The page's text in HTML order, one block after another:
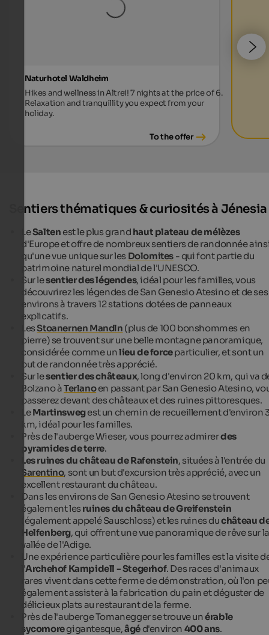
Naturhotel Waldheim
Hikes and wellness in Altrei! 7 nights at the price of 6.
Relaxation and tranquillity you expect from your
holiday.
To the offer
Sentiers thématiques & curiosités à Jénesia
LeSalten est le plus grand haut plateau de mélèzes
d'Europe et offre de nombreux sentiers de randonnée
qu'une vue unique sur les Dolomites - qui font partie du
patrimoine naturel mondial de l'UNESCO.
Sur lesentier des légendes, idéal pour les familles, vous
découvrirez les légendes de San Genesio Atesino et de ses
environs à travers 12 stations dotées de panneaux
explicatifs.
LesStoanernen Mandln (plus de 100 bonshommes en
pierre) se trouvent sur une belle montagne panoramique,
considérée comme unlieu de forceparticulier, et sont un
but de randonnée très apprécié.
Sur lesentier des châteaux, long d'environ 20 km, qui va
Bolzano àTerlanoen passant par San Genesio Atesino,
passerez devant des châteaux et des ruines pittoresques.
LeMartinswegest un chemin de recueillement d'environ
km, idéal pour les familles.
Près de l'auberge Wieser, vous pourrez admirerdes
pyramides de terre.
Les ruines du château de Rafenstein, situées à l'entrée du
Sarentino, sont un but d'excursion très apprécié, avec un
excellent restaurant du château.
Dans les environs de San Genesio Atesino se trouvent
également lesruines du château de Greifenstein
(également appelé Sauschloss) et les ruines duchâteau
Helfenberg, qui offrent une vue panoramique de rêve sur la
vallée de l'Adige.
Une expérience particulière pour les familles est la visite
l'Archehof Kampidell - Stegerhof. Des races d'animaux
rares vivent dans cette ferme de démonstration, où l'on
également assister à la fabrication du pain et déguster de
délicieux plats au restaurant de la ferme.
Près de l'auberge Tomanegger se trouve unérable
sycomoregigantesque,âgé d'environ 400 ans.